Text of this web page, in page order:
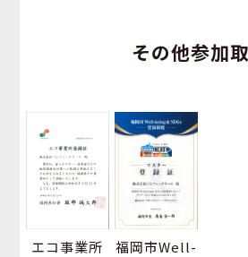
その他参加
エコ事業所
福岡市Well-